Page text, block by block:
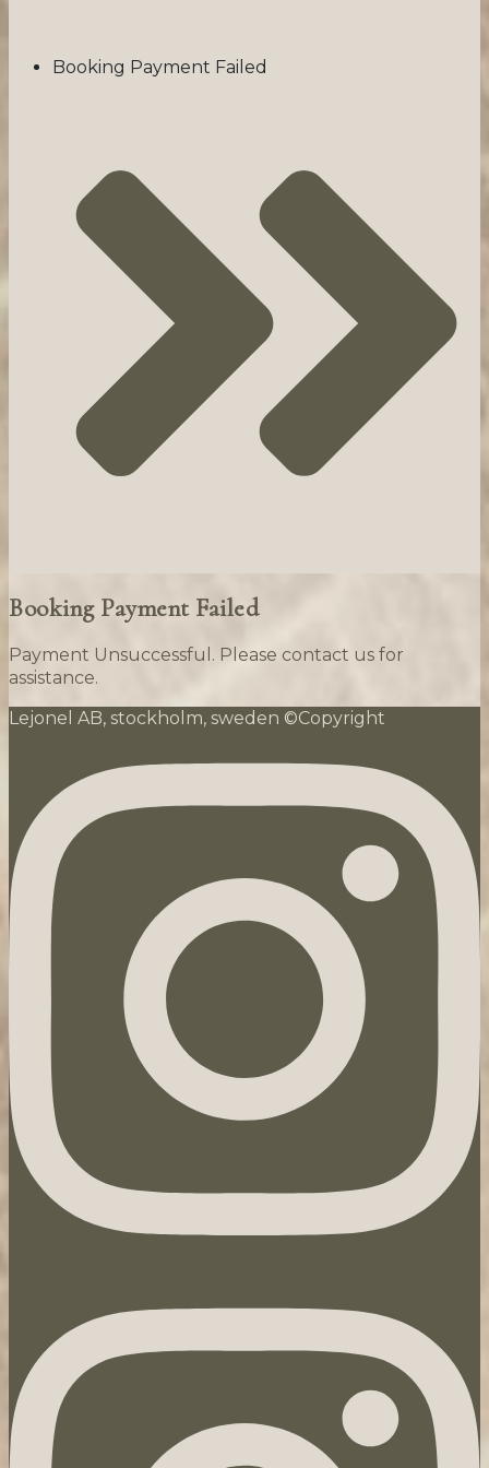
Booking Payment Failed
Booking Payment Failed
Payment Unsuccessful. Please contact us for
assistance.
Lejonel AB, stockholm, sweden ©Copyright